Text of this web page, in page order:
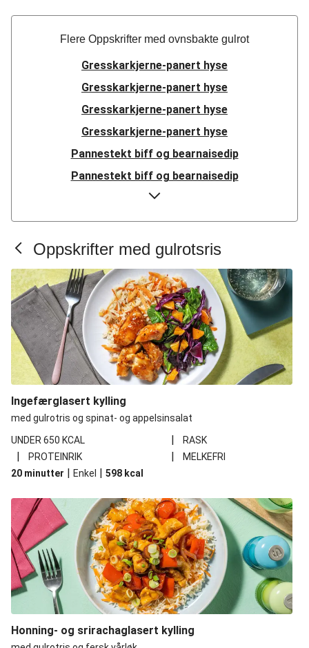
Flere Oppskrifter med ovnsbakte gulrot
Gresskarkjerne-panert hyse
Gresskarkjerne-panert hyse
Gresskarkjerne-panert hyse
Gresskarkjerne-panert hyse
Pannestekt biff og bearnaisedip
Pannestekt biff og bearnaisedip
Urtepanert hyse
Pannestekt biff og bearnaisedip
Soya- og ingefærglasert svinekjøtt
Soya- og ingefærglasert svinekjøtt
Asiatiske kyllingnudler
Asiatiske kyllingnudler
Soya- og ingefærglasert svinekjøtt
Pannestekt biff og bearnaisedip
Soya- og ingefærglasert svinekjøtt
Soya- og ingefærglasert svinekjøtt
Asiatiske kyllingnudler
Asiatiske kyllingnudler
Soya- og ingefærglasert svinekjøtt
Soya- og ingefærglasert ytrefilet av svin
Oppskrifter med gulrotsris
Ingefærglasert kylling
med gulrotris og spinat- og appelsinsalat
UNDER 650 KCAL
| RASK
| PROTEINRIK |
MELKEFRI
20 minutter | Enkel | 598 kcal
Honning- og srirachaglasert kylling